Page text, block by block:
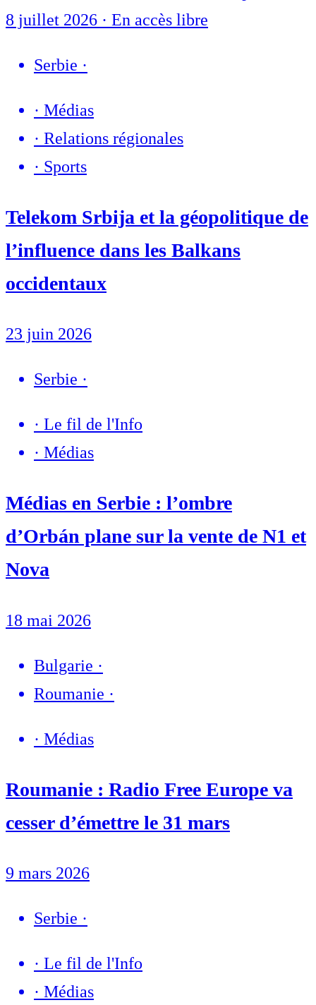
8 juillet 2026 · En accès libre
Serbie ·
· Médias
· Relations régionales
· Sports
Telekom Srbija et la géopolitique de
l’influence dans les Balkans
occidentaux
23 juin 2026
Serbie ·
· Le fil de l'Info
· Médias
Médias en Serbie : l’ombre
d’Orbán plane sur la vente de N1 et
Nova
18 mai 2026
Bulgarie ·
Roumanie ·
· Médias
Roumanie : Radio Free Europe va
cesser d’émettre le 31 mars
9 mars 2026
Serbie ·
· Le fil de l'Info
· Médias